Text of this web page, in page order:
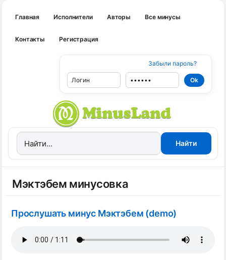
Главная Исполнители Авторы Все минусы
Контакты Регистрация
Забыли пароль?
Мэктэбем минусовка
Прослушать минус Мэктэбем (demo)